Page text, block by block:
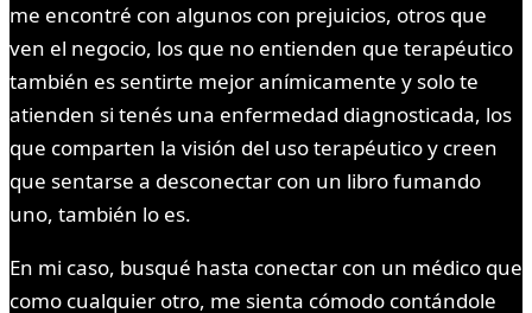
me encontré con algunos con prejuicios, otros que
ven el negocio, los que no entienden que terapéutico
también es sentirte mejor anímicamente y solo te
atienden si tenés una enfermedad diagnosticada, los
que comparten la visión del uso terapéutico y creen
que sentarse a desconectar con un libro fumando
uno, también lo es.
En mi caso, busqué hasta conectar con un médico que
como cualquier otro, me sienta cómodo contándole